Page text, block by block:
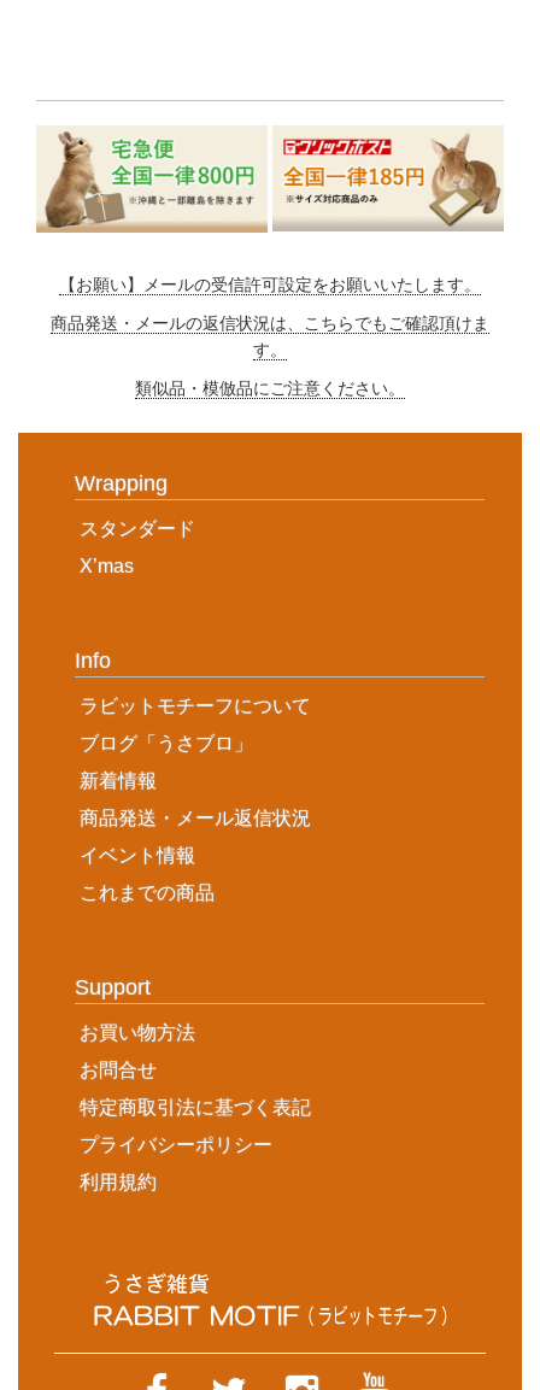
【お願い】メールの受信許可設定をお願いいたします。
商品発送・メールの返信状況は、こちらでもご確認頂けま
す。
類似品・模倣品にご注意ください。
Wrapping
スタンダード
X’mas
Info
ラビットモチーフについて
ブログ「うさブロ」
新着情報
商品発送・メール返信状況
イベント情報
これまでの商品
Support
お買い物方法
お問合せ
特定商取引法に基づく表記
プライバシーポリシー
利用規約